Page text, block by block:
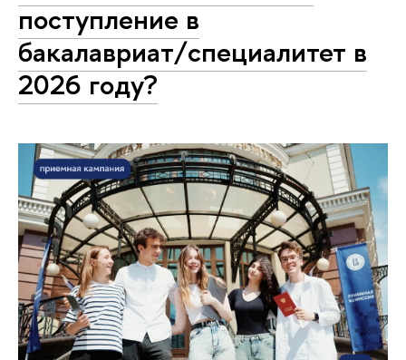
поступление в
бакалавриат/специалитет в
2026 году?